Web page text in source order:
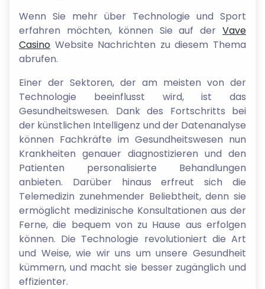
Wenn Sie mehr über Technologie und Sport
erfahren möchten, können Sie auf der Vave
Casino Website Nachrichten zu diesem Thema
abrufen.
Einer der Sektoren, der am meisten von der
Technologie beeinflusst wird, ist das
Gesundheitswesen. Dank des Fortschritts bei
der künstlichen Intelligenz und der Datenanalyse
können Fachkräfte im Gesundheitswesen nun
Krankheiten genauer diagnostizieren und den
Patienten personalisierte Behandlungen
anbieten. Darüber hinaus erfreut sich die
Telemedizin zunehmender Beliebtheit, denn sie
ermöglicht medizinische Konsultationen aus der
Ferne, die bequem von zu Hause aus erfolgen
können. Die Technologie revolutioniert die Art
und Weise, wie wir uns um unsere Gesundheit
kümmern, und macht sie besser zugänglich und
effizienter.